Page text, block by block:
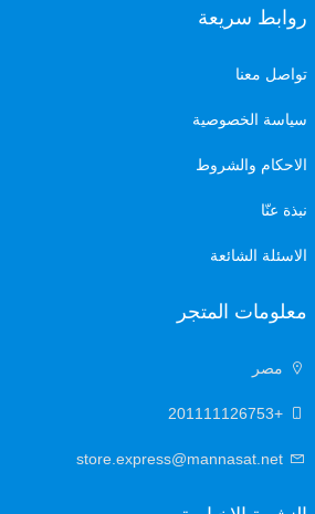
روابط سريعة
تواصل معنا
سياسة الخصوصية
الاحكام والشروط
نبذة عنّا
الاسئلة الشائعة
معلومات المتجر
مصر
+201111126753